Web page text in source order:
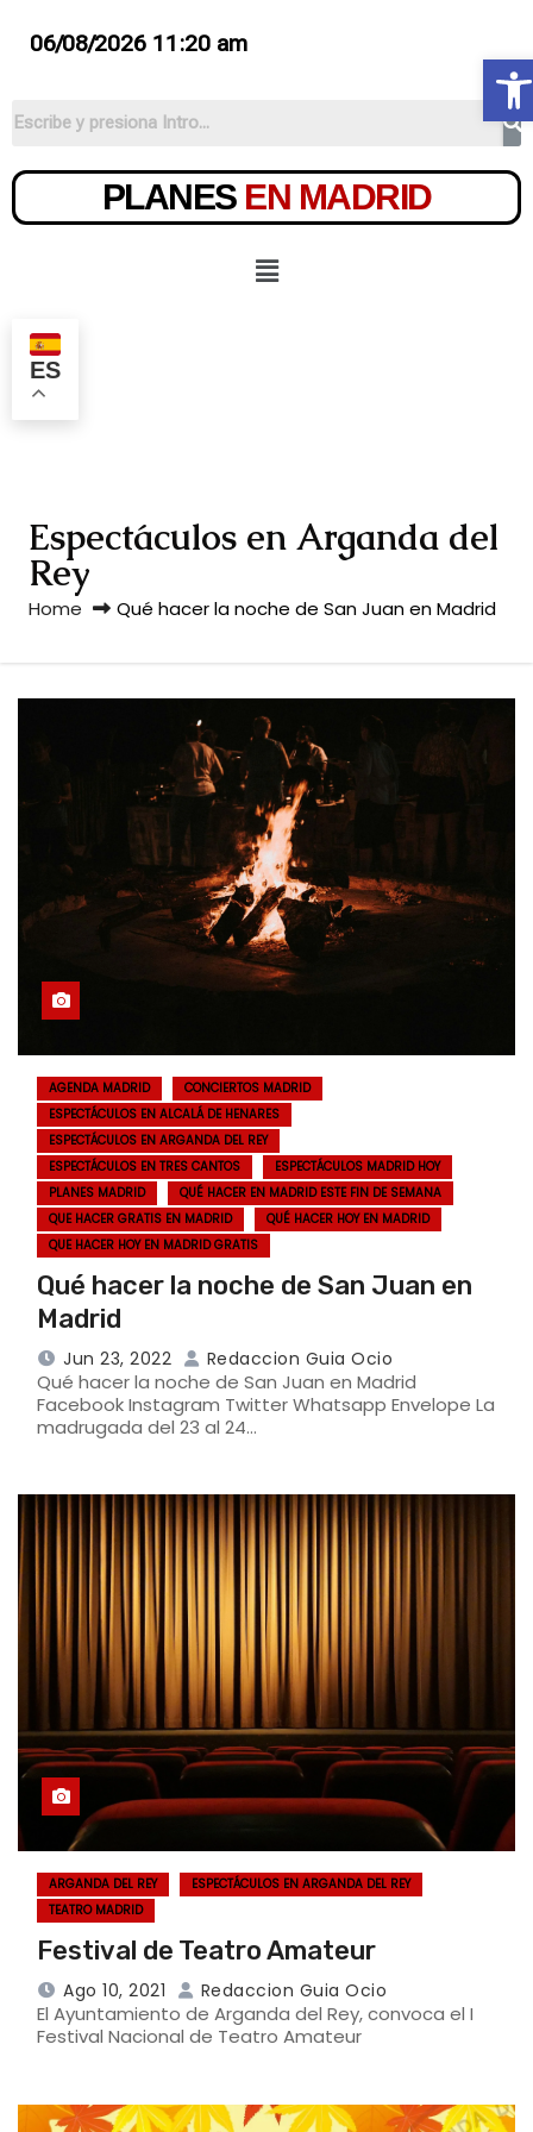
06/08/2026 11:20 am
PLANES EN MADRID
ES
Espectáculos en Arganda del
Rey
Home Qué hacer la noche de San Juan en Madrid
AGENDA MADRID
CONCIERTOS MADRID
ESPECTÁCULOS EN ALCALÁ DE HENARES
ESPECTÁCULOS EN ARGANDA DEL REY
ESPECTÁCULOS EN TRES CANTOS
ESPECTÁCULOS MADRID HOY
PLANES MADRID
QUÉ HACER EN MADRID ESTE FIN DE SEMANA
QUE HACER GRATIS EN MADRID
QUÉ HACER HOY EN MADRID
QUE HACER HOY EN MADRID GRATIS
Qué hacer la noche de San Juan en
Madrid
Jun 23, 2022 Redaccion Guia Ocio
Qué hacer la noche de San Juan en Madrid
Facebook Instagram Twitter Whatsapp Envelope La
madrugada del 23 al 24…
ARGANDA DEL REY
ESPECTÁCULOS EN ARGANDA DEL REY
TEATRO MADRID
Festival de Teatro Amateur
Ago 10, 2021 Redaccion Guia Ocio
El Ayuntamiento de Arganda del Rey, convoca el I
Festival Nacional de Teatro Amateur